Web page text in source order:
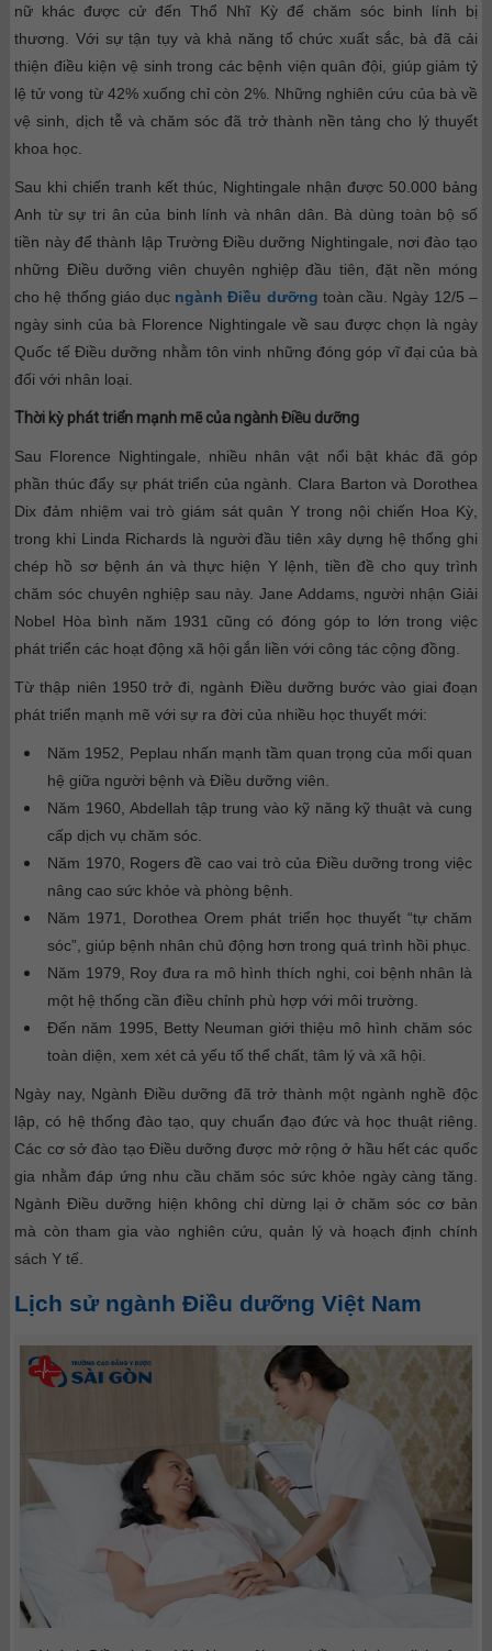
nữ khác được cử đến Thổ Nhĩ Kỳ để chăm sóc binh lính bị
thương. Với sự tận tụy và khả năng tổ chức xuất sắc, bà đã cải
thiện điều kiện vệ sinh trong các bệnh viện quân đội, giúp giảm tỷ
lệ tử vong từ 42% xuống chỉ còn 2%. Những nghiên cứu của bà về
vệ sinh, dịch tễ và chăm sóc đã trở thành nền tảng cho lý thuyết
khoa học.
Sau khi chiến tranh kết thúc, Nightingale nhận được 50.000 bảng
Anh từ sự tri ân của binh lính và nhân dân. Bà dùng toàn bộ số
tiền này để thành lập Trường Điều dưỡng Nightingale, nơi đào tạo
những Điều dưỡng viên chuyên nghiệp đầu tiên, đặt nền móng
cho hệ thống giáo dục ngành Điều dưỡng toàn cầu. Ngày 12/5 –
ngày sinh của bà Florence Nightingale về sau được chọn là ngày
Quốc tế Điều dưỡng nhằm tôn vinh những đóng góp vĩ đại của bà
đối với nhân loại.
Thời kỳ phát triển mạnh mẽ của ngành Điều dưỡng
Sau Florence Nightingale, nhiều nhân vật nổi bật khác đã góp
phần thúc đẩy sự phát triển của ngành. Clara Barton và Dorothea
Dix đảm nhiệm vai trò giám sát quân Y trong nội chiến Hoa Kỳ,
trong khi Linda Richards là người đầu tiên xây dựng hệ thống ghi
chép hồ sơ bệnh án và thực hiện Y lệnh, tiền đề cho quy trình
chăm sóc chuyên nghiệp sau này. Jane Addams, người nhận Giải
Nobel Hòa bình năm 1931 cũng có đóng góp to lớn trong việc
phát triển các hoạt động xã hội gắn liền với công tác cộng đồng.
Từ thập niên 1950 trở đi, ngành Điều dưỡng bước vào giai đoạn
phát triển mạnh mẽ với sự ra đời của nhiều học thuyết mới:
Năm 1952, Peplau nhấn mạnh tầm quan trọng của mối quan
hệ giữa người bệnh và Điều dưỡng viên.
Năm 1960, Abdellah tập trung vào kỹ năng kỹ thuật và cung
cấp dịch vụ chăm sóc.
Năm 1970, Rogers đề cao vai trò của Điều dưỡng trong việc
nâng cao sức khỏe và phòng bệnh.
Năm 1971, Dorothea Orem phát triển học thuyết “tự chăm
sóc”, giúp bệnh nhân chủ động hơn trong quá trình hồi phục.
Năm 1979, Roy đưa ra mô hình thích nghi, coi bệnh nhân là
một hệ thống cần điều chỉnh phù hợp với môi trường.
Đến năm 1995, Betty Neuman giới thiệu mô hình chăm sóc
toàn diện, xem xét cả yếu tố thể chất, tâm lý và xã hội.
Ngày nay, Ngành Điều dưỡng đã trở thành một ngành nghề độc
lập, có hệ thống đào tạo, quy chuẩn đạo đức và học thuật riêng.
Các cơ sở đào tạo Điều dưỡng được mở rộng ở hầu hết các quốc
gia nhằm đáp ứng nhu cầu chăm sóc sức khỏe ngày càng tăng.
Ngành Điều dưỡng hiện không chỉ dừng lại ở chăm sóc cơ bản
mà còn tham gia vào nghiên cứu, quản lý và hoạch định chính
sách Y tế.
Lịch sử ngành Điều dưỡng Việt Nam